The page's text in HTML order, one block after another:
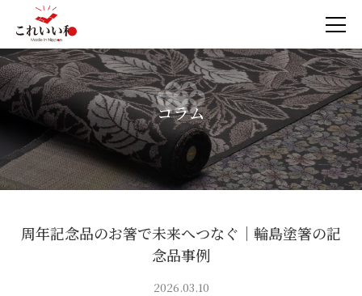
コラム
周年記念品のお箸で未来へつなぐ｜輪島塗箸の記
念品事例
2026.03.10